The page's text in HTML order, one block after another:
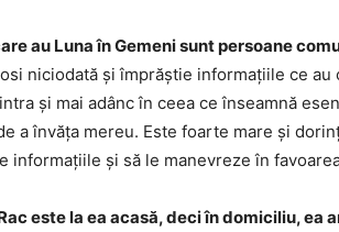
au Luna în Gemeni sunt persoane
niciodată și împrăștie informațiile ce
și mai adânc în ceea ce înseamnă
a învăța mereu. Este foarte mare și
informațiile și să le manevreze în
este la ea acasă, deci în domiciliu,